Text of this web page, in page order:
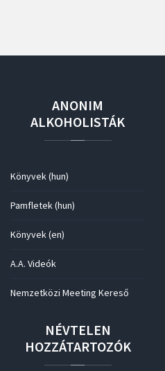
ANONIM
ALKOHOLISTÁK
Könyvek (hun)
Pamfletek (hun)
Könyvek (en)
A.A. Videók
Nemzetközi Meeting Kereső
NÉVTELEN
HOZZÁTARTOZÓK